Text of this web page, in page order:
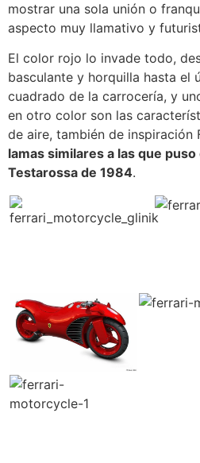
mostrar una sola unión o
aspecto muy llamativo y
El color rojo lo invade todo,
basculante y horquilla hasta el
cuadrado de la carrocería, y
en otro color son las
de aire, también de inspiración
lamas similares a las que
Testarossa de 1984.